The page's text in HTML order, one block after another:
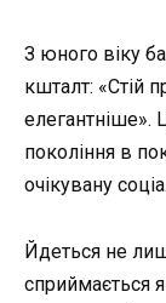
З юного віку
кшталт: «Стій
елегантніше».
покоління в
очікувану
Йдеться не
сприймається